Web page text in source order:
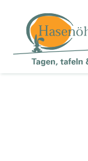
springen